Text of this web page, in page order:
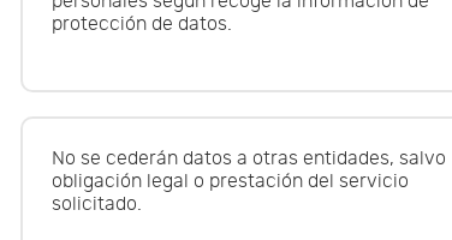
protección de datos.
No se cederán datos a otras entidades, salvo
obligación legal o prestación del servicio
solicitado.